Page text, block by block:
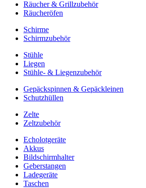
Räucher & Grillzubehör
Räucheröfen
Schirme
Schirmzubehör
Stühle
Liegen
Stühle- & Liegenzubehör
Gepäckspinnen & Gepäckleinen
Schutzhüllen
Zelte
Zeltzubehör
Echolotgeräte
Akkus
Bildschirmhalter
Geberstangen
Ladegeräte
Taschen